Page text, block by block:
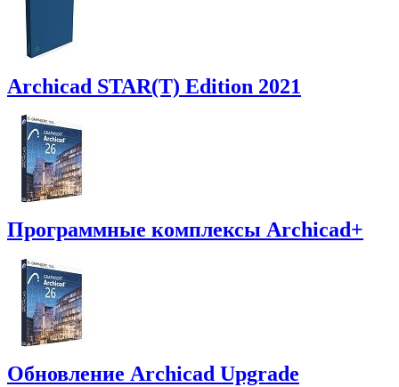
Archicad STAR(T) Edition 2021
Программные комплексы Archicad+
Обновление Archicad Upgrade